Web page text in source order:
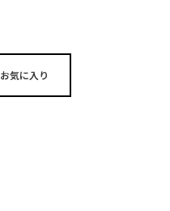
お気に入り